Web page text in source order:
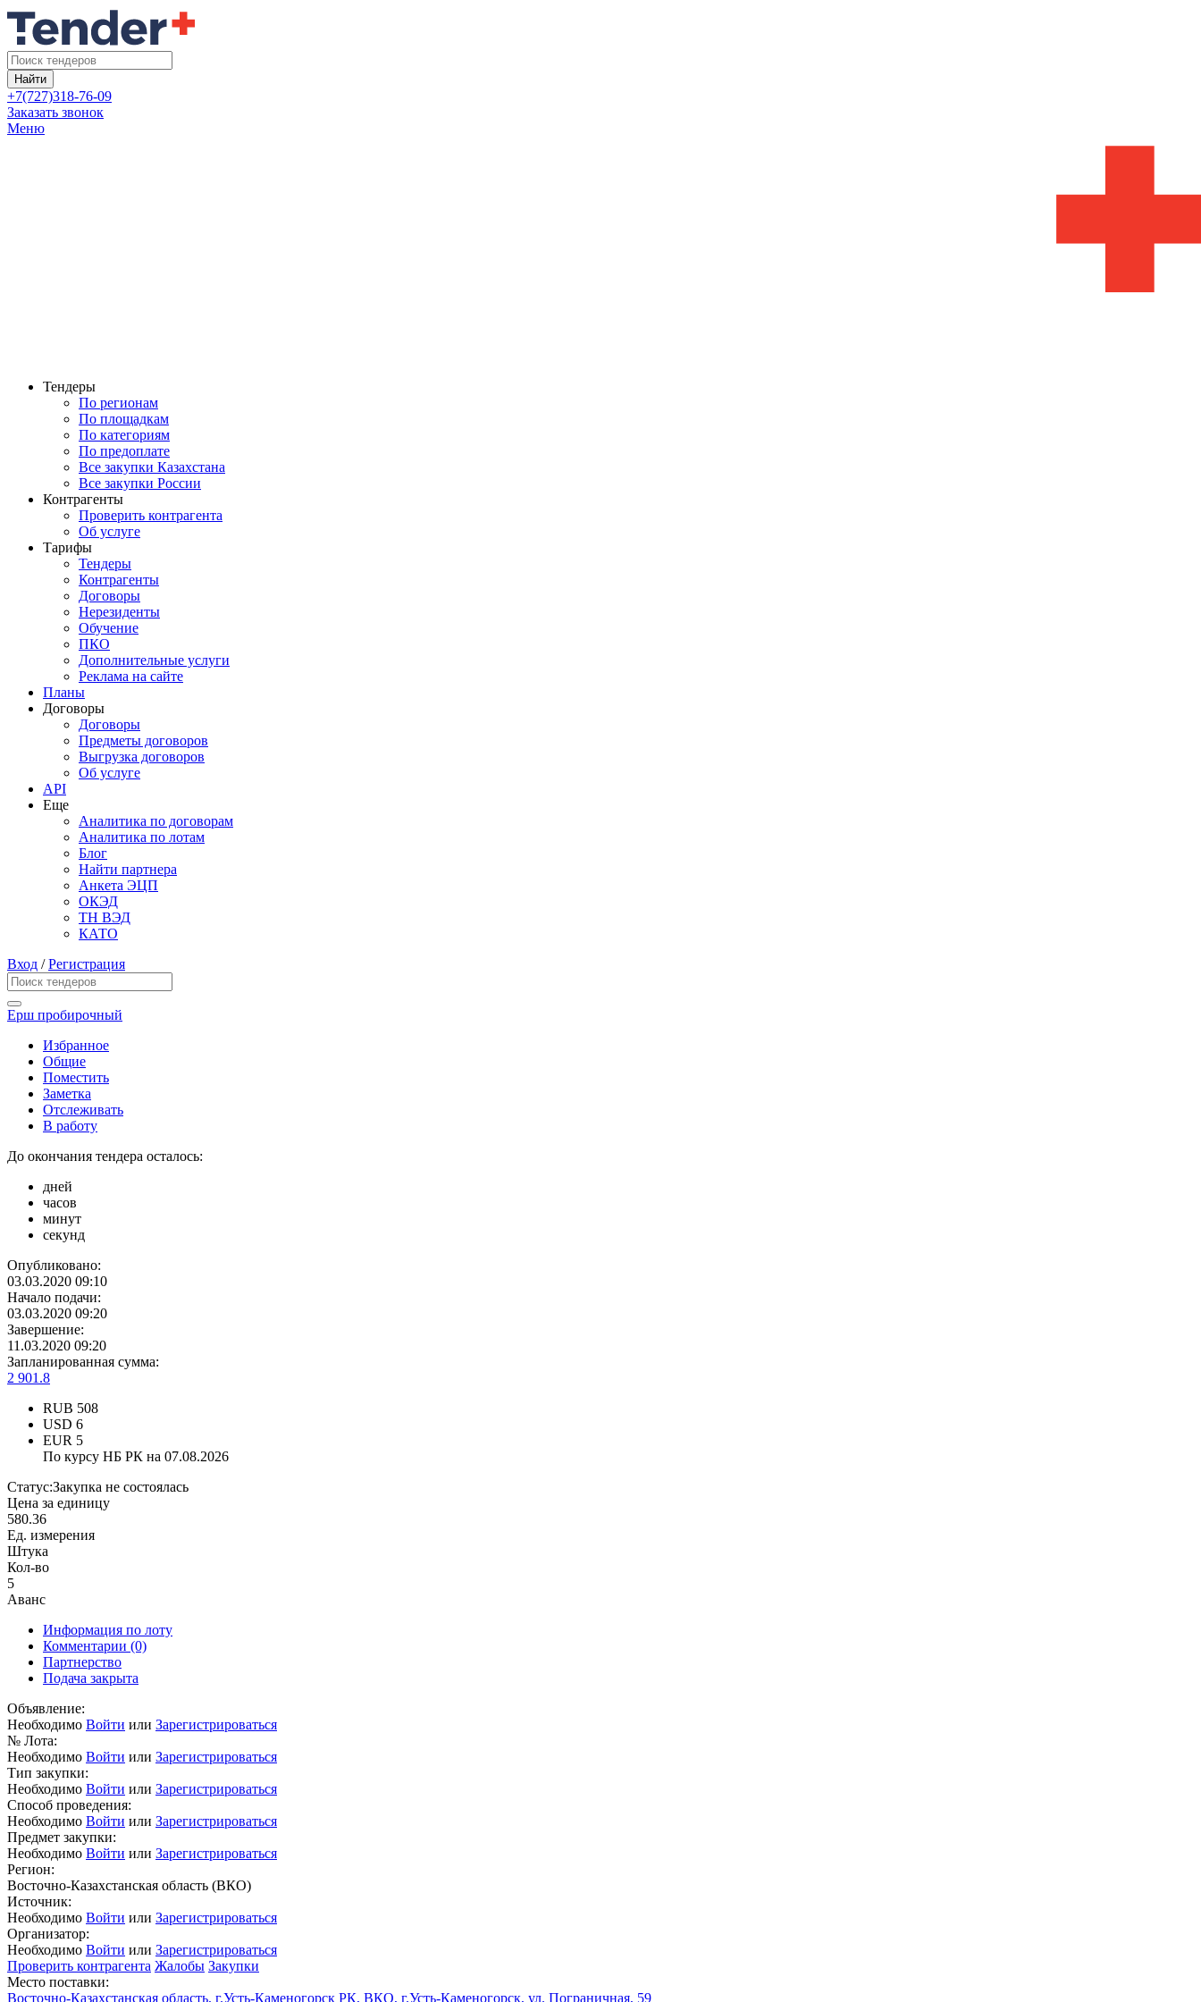
Найти
+7(727)318-76-09
Заказать звонок
Меню
Тендеры
По регионам
По площадкам
По категориям
По предоплате
Все закупки Казахстана
Все закупки России
Контрагенты
Проверить контрагента
Об услуге
Тарифы
Тендеры
Контрагенты
Договоры
Нерезиденты
Обучение
ПКО
Дополнительные услуги
Реклама на сайте
Планы
Договоры
Договоры
Предметы договоров
Выгрузка договоров
Об услуге
API
Еще
Аналитика по договорам
Аналитика по лотам
Блог
Найти партнера
Анкета ЭЦП
ОКЭД
ТН ВЭД
КАТО
Вход /Регистрация
Ерш пробирочный
Избранное
Общие
Поместить
Заметка
Отслеживать
В работу
До окончания тендера осталось:
дней
часов
минут
секунд
Опубликовано:
03.03.2020 09:10
Начало подачи:
03.03.2020 09:20
Завершение:
11.03.2020 09:20
Запланированная сумма:
2 901.8
RUB 508
USD 6
EUR 5
По курсу НБ РК на 07.08.2026
Статус:Закупка не состоялась
Цена за единицу
580.36
Ед. измерения
Штука
Кол-во
5
Аванс
Информация по лоту
Комментарии (0)
Партнерство
Подача закрыта
Объявление:
Необходимо Войти или Зарегистрироваться
№ Лота:
Необходимо Войти или Зарегистрироваться
Тип закупки:
Необходимо Войти или Зарегистрироваться
Способ проведения:
Необходимо Войти или Зарегистрироваться
Предмет закупки:
Необходимо Войти или Зарегистрироваться
Регион:
Восточно-Казахстанская область (ВКО)
Источник:
Необходимо Войти или Зарегистрироваться
Организатор:
Необходимо Войти или Зарегистрироваться
Проверить контрагента Жалобы Закупки
Место поставки:
Восточно-Казахстанская область, г.Усть-Каменогорск РК, ВКО, г.Усть-Каменогорск, ул. Пограничная, 59